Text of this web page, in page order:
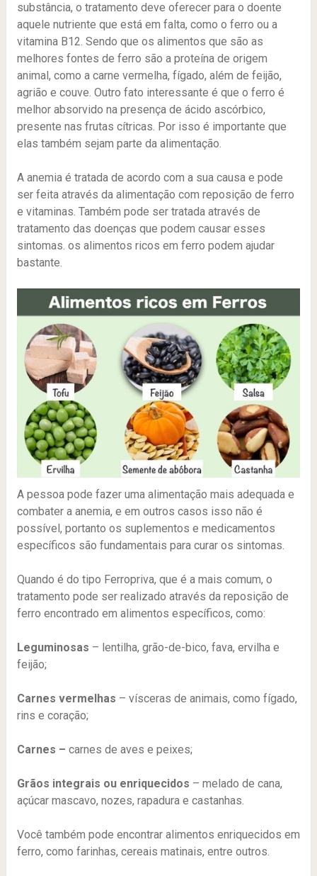
substância, o tratamento deve oferecer para o doente
aquele nutriente que está em falta, como o ferro ou a
vitamina B12. Sendo que os alimentos que são as
melhores fontes de ferro são a proteína de origem
animal, como a carne vermelha, fígado, além de feijão,
agrião e couve. Outro fato interessante é que o ferro é
melhor absorvido na presença de ácido ascórbico,
presente nas frutas cítricas. Por isso é importante que
elas também sejam parte da alimentação.
A anemia é tratada de acordo com a sua causa e pode
ser feita através da alimentação com reposição de ferro
e vitaminas. Também pode ser tratada através de
tratamento das doenças que podem causar esses
sintomas. os alimentos ricos em ferro podem ajudar
bastante.
A pessoa pode fazer uma alimentação mais adequada e
combater a anemia, e em outros casos isso não é
possível, portanto os suplementos e medicamentos
específicos são fundamentais para curar os sintomas.
Quando é do tipo Ferropriva, que é a mais comum, o
tratamento pode ser realizado através da reposição de
ferro encontrado em alimentos específicos, como:
Leguminosas – lentilha, grão-de-bico, fava, ervilha e
feijão;
Carnes vermelhas – vísceras de animais, como fígado,
rins e coração;
Carnes – carnes de aves e peixes;
Grãos integrais ou enriquecidos – melado de cana,
açúcar mascavo, nozes, rapadura e castanhas.
Você também pode encontrar alimentos enriquecidos em
ferro, como farinhas, cereais matinais, entre outros.